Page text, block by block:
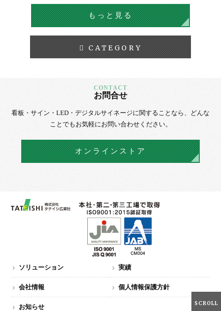
もっと見る
CATEGORY
SCROLL
お問合せ
看板・サイン・LED・デジタルサイネージに関することなら、
どんな
ことでもお気軽にお問い合わせください。
オンラインストア
ソリューション 実績
会社情報 個人情報保護方針
お知らせ